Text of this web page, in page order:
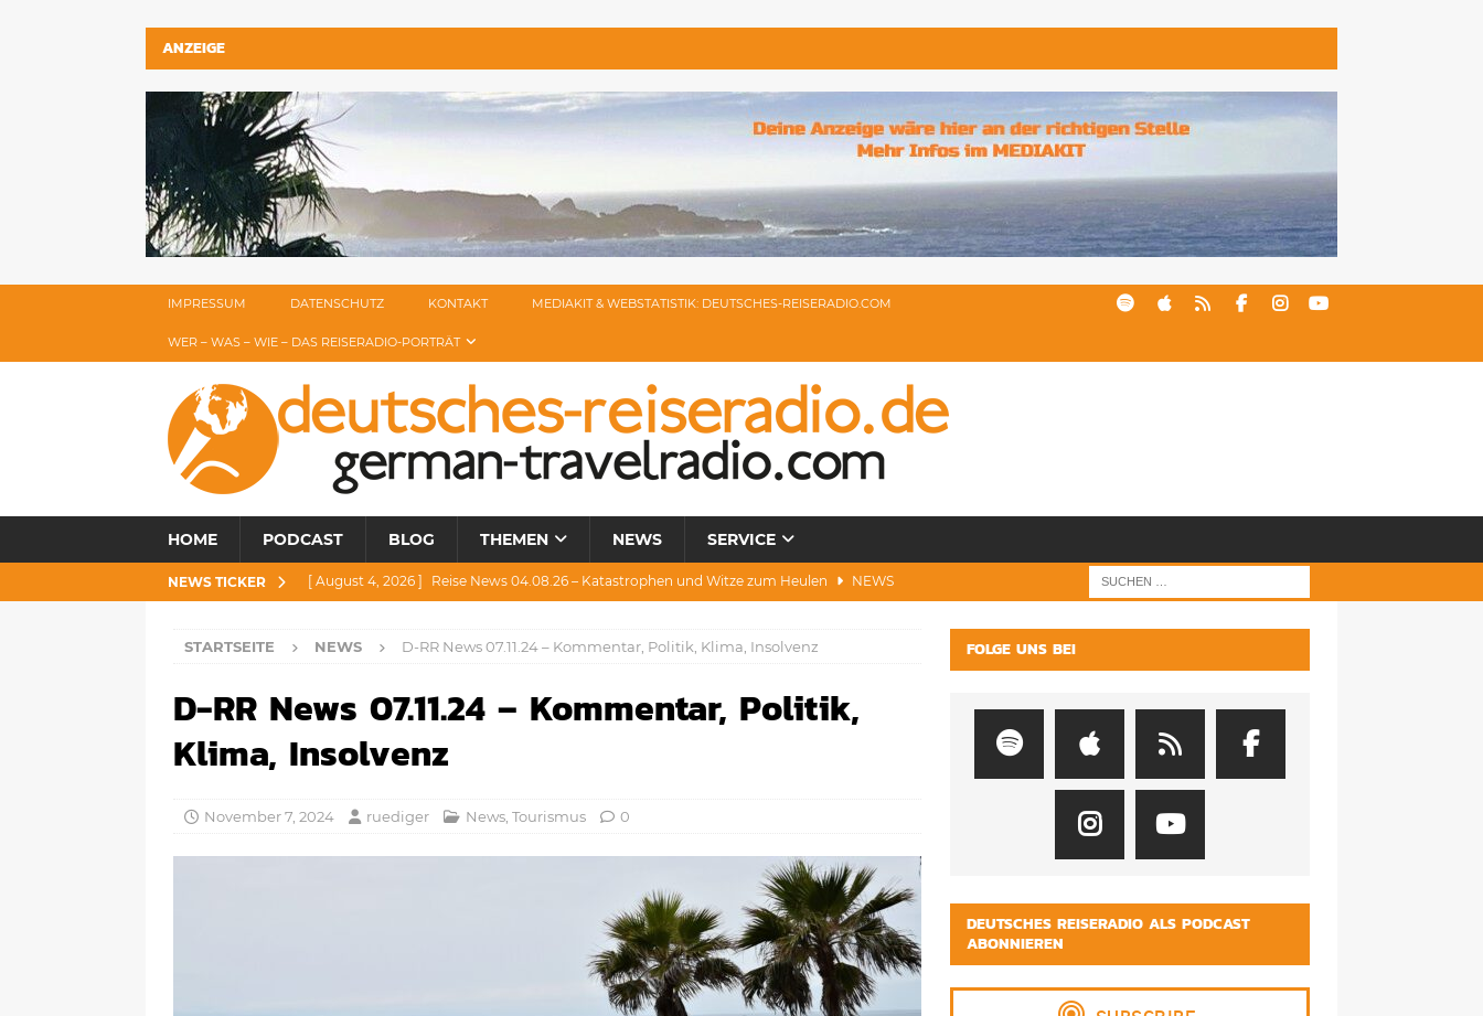
ANZEIGE
IMPRESSUM DATENSCHUTZ KONTAKT MEDIAKIT & WEBSTATISTIK: DEUTSCHES-REISERADIO.COM
WER – WAS – WIE – DAS REISERADIO-PORTRÄT
HOME PODCAST BLOG THEMEN NEWS SERVICE
NEWS TICKER [ August 4, 2026 ] Reise News 04.08.26 – Katastrophen und Witze zum Heulen NEWS
[ Juli 28, 2026 ] Reise News 28.07.26 – Umwelt, Politik, Protest & Warnung NEWS
[ Juli 23, 2026 ] Reise News 23.07.26 – Condor, Scooter, Brände, Baustellen NEWS
STARTSEITE NEWS D-RR News 07.11.24 – Kommentar, Politik, Klima, Insolvenz
D-RR News 07.11.24 – Kommentar, Politik,
Klima, Insolvenz
November 7, 2024 ruediger News Tourismus 0
FOLGE UNS BEI
DEUTSCHES REISERADIO ALS PODCAST
ABONNIEREN